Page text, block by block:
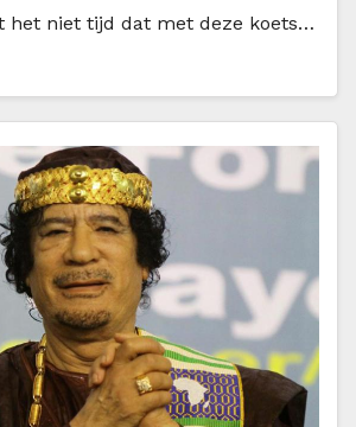
het niet tijd dat met deze koets…